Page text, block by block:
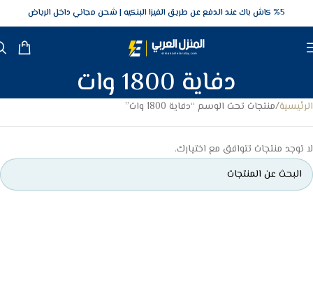
5‎% كاش باك عند الدفع عن طريق الفيزا البنكيه شحن مجاني داخل الرياض
دفاية 1800 وات
الرئيسية منتجات تحت الوسم “دفاية 1800 وات”
لا توجد منتجات تتوافق مع اختيارك.